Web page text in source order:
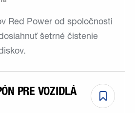
Red Power od spoločnosti
šetrné čistenie
PRE VOZIDLÁ